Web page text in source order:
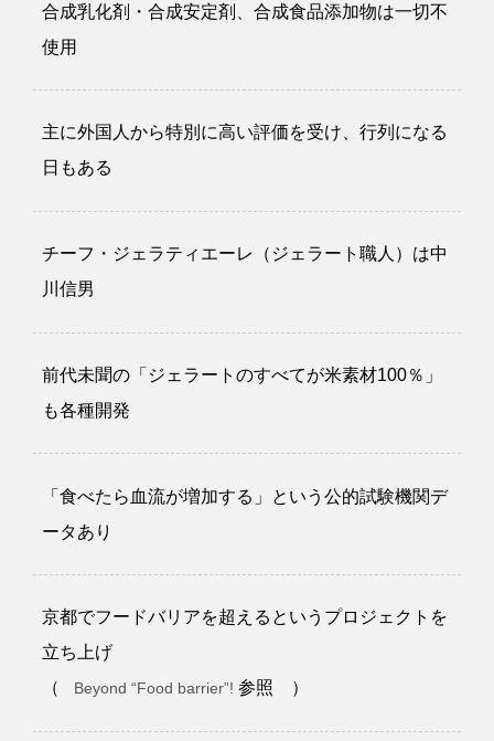
合成乳化剤・合成安定剤、合成食品添加物は一切不
使用
主に外国人から特別に高い評価を受け、行列になる
日もある
チーフ・ジェラティエーレ（ジェラート職人）は中
川信男
前代未聞の「ジェラートのすべてが米素材100％」
も各種開発
「食べたら血流が増加する」という公的試験機関デ
ータあり
京都でフードバリアを超えるというプロジェクトを
立ち上げ
（
Beyond “Food barrier”!参照 ）